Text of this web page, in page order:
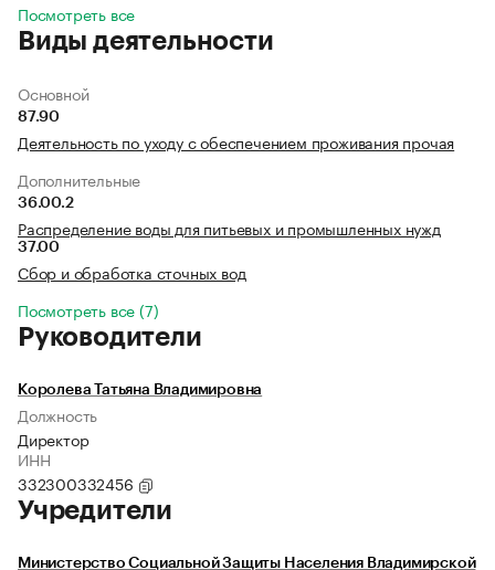
Посмотреть все
Виды деятельности
Основной
87.90
Деятельность по уходу с обеспечением проживания прочая
Дополнительные
36.00.2
Распределение воды для питьевых и промышленных нужд
37.00
Сбор и обработка сточных вод
Посмотреть все (7)
Руководители
Королева Татьяна Владимировна
Должность
Директор
ИНН
332300332456
Учредители
Министерство Социальной Защиты Населения Владимирской